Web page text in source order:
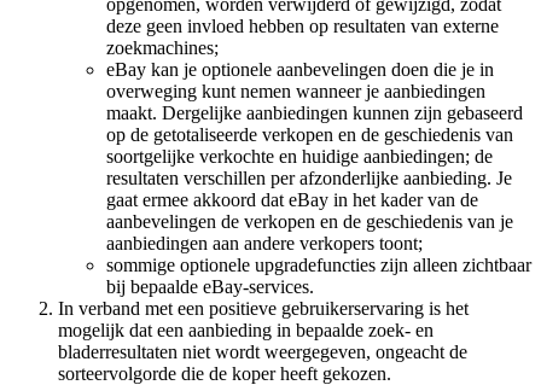
deze geen invloed hebben op resultaten van externe
zoekmachines;
eBay kan je optionele aanbevelingen doen die je in
overweging kunt nemen wanneer je aanbiedingen
maakt. Dergelijke aanbiedingen kunnen zijn gebaseerd
op de getotaliseerde verkopen en de geschiedenis van
soortgelijke verkochte en huidige aanbiedingen; de
resultaten verschillen per afzonderlijke aanbieding. Je
gaat ermee akkoord dat eBay in het kader van de
aanbevelingen de verkopen en de geschiedenis van je
aanbiedingen aan andere verkopers toont;
sommige optionele upgradefuncties zijn alleen zichtbaar
bij bepaalde eBay-services.
In verband met een positieve gebruikerservaring is het
mogelijk dat een aanbieding in bepaalde zoek- en
bladerresultaten niet wordt weergegeven, ongeacht de
sorteervolgorde die de koper heeft gekozen.